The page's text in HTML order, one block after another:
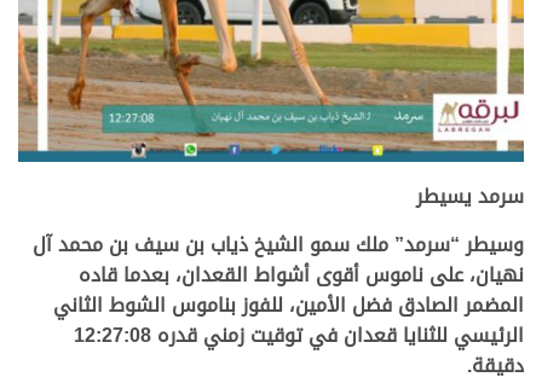
سرمد يسيطر
وسيطر “سرمد” ملك سمو الشيخ ذياب بن سيف بن محمد آل
نهيان، على ناموس أقوى أشواط القعدان، بعدما قاده
المضمر الصادق فضل الأمين، للفوز بناموس الشوط الثاني
الرئيسي للثنايا قعدان في توقيت زمني قدره 12:27:08
دقيقة.